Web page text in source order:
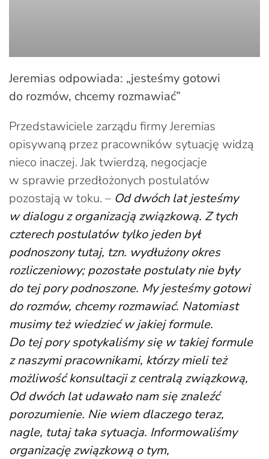
Jeremias odpowiada: „jesteśmy gotowi
do rozmów, chcemy rozmawiać”
Przedstawiciele zarządu firmy Jeremias
opisywaną przez pracowników sytuację widzą
nieco inaczej. Jak twierdzą, negocjacje
w sprawie przedłożonych postulatów
pozostają w toku. – Od dwóch lat jesteśmy
w dialogu z organizacją związkową. Z tych
czterech postulatów tylko jeden był
podnoszony tutaj, tzn. wydłużony okres
rozliczeniowy; pozostałe postulaty nie były
do tej pory podnoszone. My jesteśmy gotowi
do rozmów, chcemy rozmawiać. Natomiast
musimy też wiedzieć w jakiej formule.
Do tej pory spotykaliśmy się w takiej formule
z naszymi pracownikami, którzy mieli też
możliwość konsultacji z centralą związkową,
Od dwóch lat udawało nam się znaleźć
porozumienie. Nie wiem dlaczego teraz,
nagle, tutaj taka sytuacja. Informowaliśmy
organizację związkową o tym,